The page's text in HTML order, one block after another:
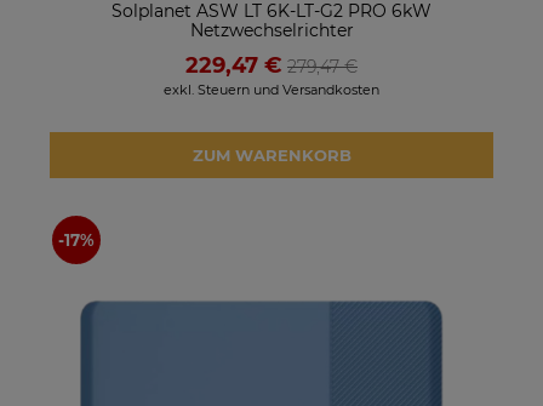
Solplanet ASW LT 6K-LT-G2 PRO 6kW
Netzwechselrichter
229,47 € 279,47 €
exkl. Steuern und Versandkosten
ZUM WARENKORB